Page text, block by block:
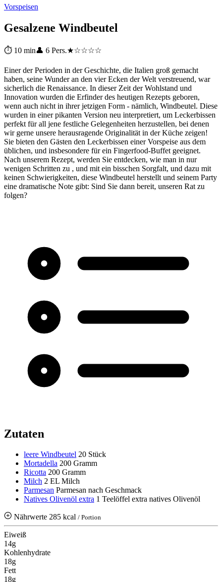
Vorspeisen
Gesalzene Windbeutel
⏱ 10 min👤 6 Pers.★☆☆☆☆
Einer der Perioden in der Geschichte, die Italien groß gemacht
haben, seine Wunder an den vier Ecken der Welt verstreuend, war
sicherlich die Renaissance. In dieser Zeit der Wohlstand und
Innovation wurden die Erfinder des heutigen Rezepts geboren,
wenn auch nicht in ihrer jetzigen Form - nämlich, Windbeutel. Diese
wurden in einer pikanten Version neu interpretiert, um Leckerbissen
perfekt für all jene festliche Gelegenheiten herzustellen, bei denen
wir gerne unsere herausragende Originalität in der Küche zeigen!
Sie bieten den Gästen den Leckerbissen einer Vorspeise aus dem
üblichen, und insbesondere für ein Fingerfood-Buffet geeignet.
Nach unserem Rezept, werden Sie entdecken, wie man in nur
wenigen Schritten zu , und mit ein bisschen Sorgfalt, und dazu mit
keinen Schwierigkeiten, diese Windbeutel herstellt und seinem Party
eine dramatische Note gibt: Sind Sie dann bereit, unseren Rat zu
folgen?
Zutaten
leere Windbeutel 20 Stück
Mortadella 200 Gramm
Ricotta 200 Gramm
Milch 2 EL Milch
Parmesan Parmesan nach Geschmack
Natives Olivenöl extra 1 Teelöffel extra natives Olivenöl
Nährwerte 285 kcal / Portion
Eiweiß
14g
Kohlenhydrate
18g
Fett
18g